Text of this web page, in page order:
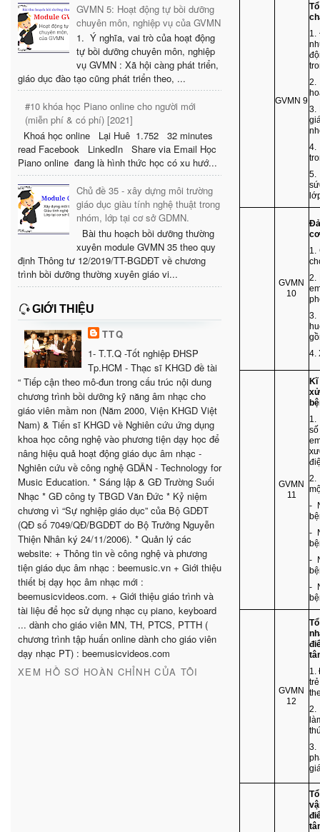
GVMN 5: Hoạt động tự bồi dưỡng
chuyên môn, nghiệp vụ của GVMN
1. Ý nghĩa, vai trò của hoạt động
tự bồi dưỡng chuyên môn, nghiệp
vụ GVMN : Xã hội càng phát triển,
giáo dục đào tạo cũng phát triển theo, ...
#10 khóa học Piano online cho người mới
(miễn phí & có phí) [2021]
Khoá học online Lại Huê 1.752 32 minutes
read Facebook LinkedIn Share via Email Học
Piano online đang là hình thức học có xu hướ...
Chủ đề 35 - xây dựng môi trường
giáo dục giàu tính nghệ thuật trong
nhóm, lớp tại cơ sở GDMN.
Bài thu hoạch bồi dưỡng thường
xuyên module GVMN 35 theo quy
định Thông tư 12/2019/TT-BGDĐT về chương
trình bồi dưỡng thường xuyên giáo vi...
GIỚI THIỆU
TTQ
1- T.T.Q -Tốt nghiệp ĐHSP
Tp.HCM - Thạc sĩ KHGD đề tài
“ Tiếp cận theo mô-đun trong cấu trúc nội dung
chương trình bồi dưỡng kỹ năng âm nhạc cho
giáo viên mầm non (Năm 2000, Viện KHGD Việt
Nam) & Tiến sĩ KHGD về Nghiên cứu ứng dụng
khoa học công nghệ vào phương tiện dạy học để
nâng hiệu quả hoạt động giáo dục âm nhạc -
Nghiên cứu về công nghệ GDÂN - Technology for
Music Education. * Sáng lập & GĐ Trường Suối
Nhạc * GĐ công ty TBGD Văn Đức * Kỷ niệm
chương vì “Sự nghiệp giáo dục” của Bộ GDĐT
(QĐ số 7049/QĐ/BGDĐT do Bộ Trưởng Nguyễn
Thiện Nhân ký 24/11/2006). * Quản lý các
website: + Thông tin về công nghệ và phương
tiện giáo dục âm nhạc : beemusic.vn + Giới thiệu
thiết bị dạy học âm nhạc mới :
beemusicvideos.com. + Giới thiệu giáo trình và
tài liệu để học sử dụng nhạc cụ piano, keyboard
... dành cho giáo viên MN, TH, PTCS, PTTH (
chương trình tập huấn online dành cho giáo viên
dạy nhạc PT) : beemusicvideos.com
XEM HỒ SƠ HOÀN CHỈNH CỦA TÔI
GVMN 9
1.
2.
3.
4.
5.
GVMN
10
1.
2.
3.
4.
GVMN
11
Kĩ
1.
2.
-
-
-
-
GVMN
12
1.
2.
3.